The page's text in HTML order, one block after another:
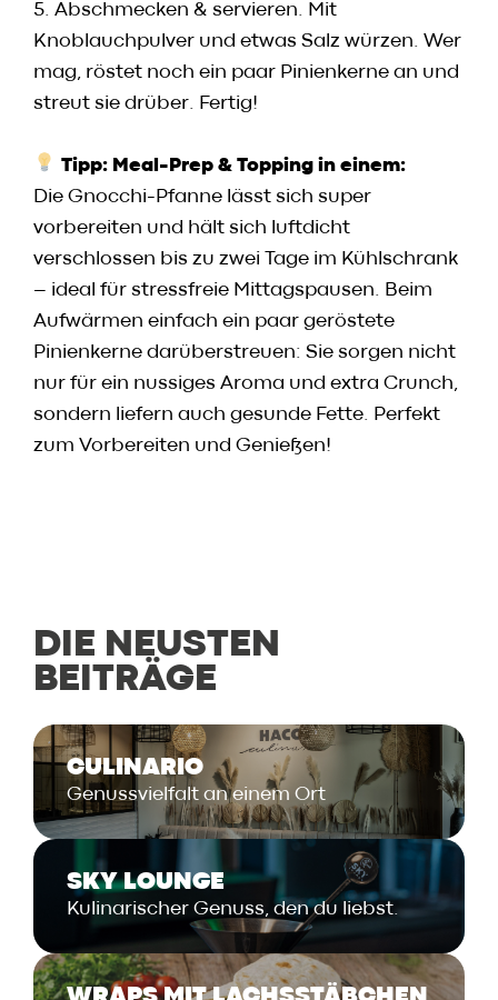
5. Abschmecken & servieren. Mit
Knoblauchpulver und etwas Salz würzen. Wer
mag, röstet noch ein paar Pinienkerne an und
streut sie drüber. Fertig!
Tipp: Meal-Prep & Topping in einem:
Die Gnocchi-Pfanne lässt sich super
vorbereiten und hält sich luftdicht
verschlossen bis zu zwei Tage im Kühlschrank
– ideal für stressfreie Mittagspausen. Beim
Aufwärmen einfach ein paar geröstete
Pinienkerne darüberstreuen: Sie sorgen nicht
nur für ein nussiges Aroma und extra Crunch,
sondern liefern auch gesunde Fette. Perfekt
zum Vorbereiten und Genießen!
DIE NEUSTEN
BEITRÄGE
CULINARIO
Genussvielfalt an einem Ort
SKY LOUNGE
Kulinarischer Genuss, den du liebst.